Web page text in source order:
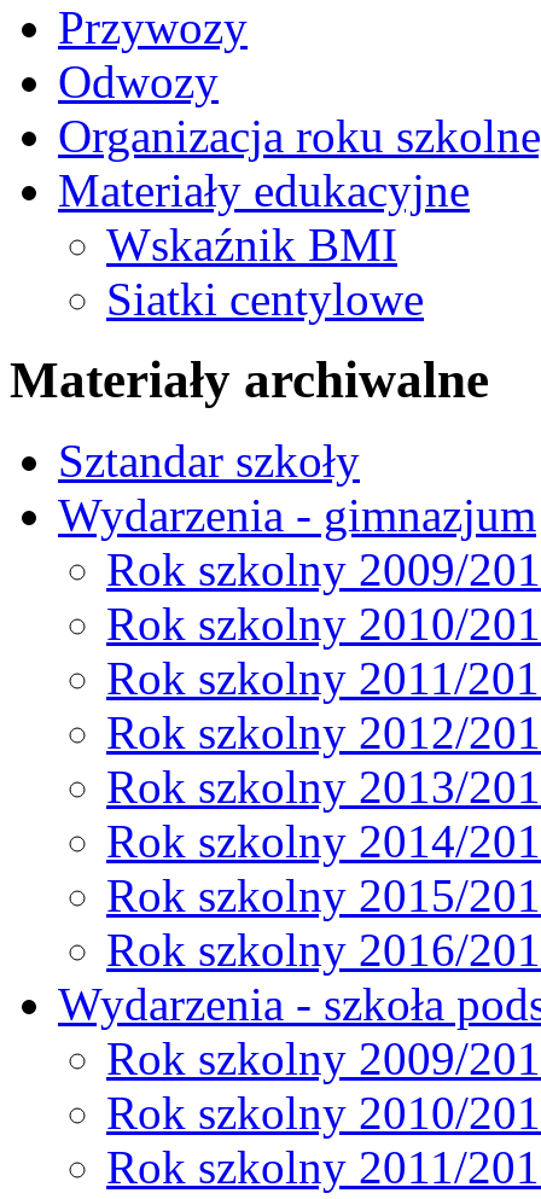
Przywozy
Odwozy
Organizacja roku
Materiały edukacyjne
Wskaźnik BMI
Siatki centylowe
Materiały archiwalne
Sztandar szkoły
Wydarzenia - gimnazjum
Rok szkolny 2009/
Rok szkolny 2010/
Rok szkolny 2011/
Rok szkolny 2012/
Rok szkolny 2013/
Rok szkolny 2014/
Rok szkolny 2015/
Rok szkolny 2016/
Wydarzenia - szkoła
Rok szkolny 2009/
Rok szkolny 2010/
Rok szkolny 2011/